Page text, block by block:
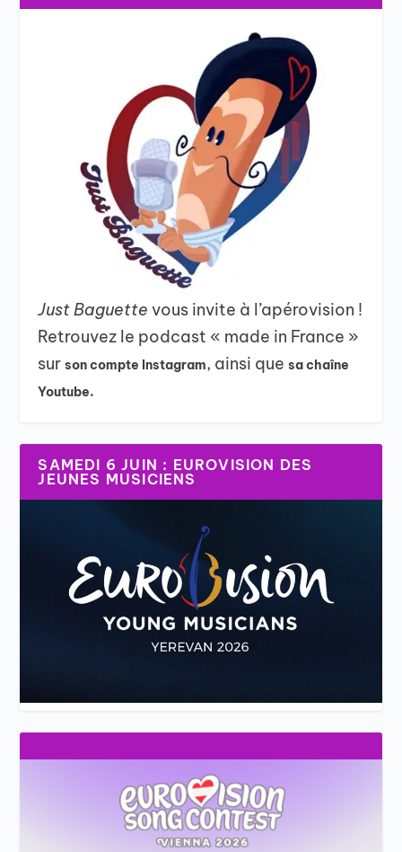
Just Baguettevous invite à l’apérovision !
Retrouvez le podcast « made in France »
surson compte Instagram, ainsi quesa chaîne
Youtube.
SAMEDI 6 JUIN : EUROVISION DES
JEUNES MUSICIENS